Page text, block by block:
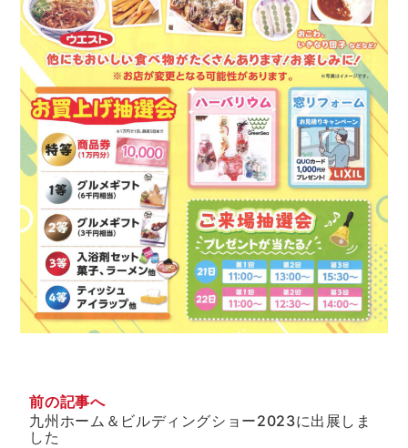
前の記事へ
九州ホーム＆ビルディングショー2023に出展しま
した